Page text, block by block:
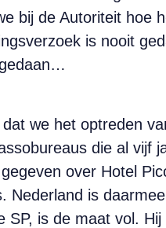
bij de Autoriteit hoe
is nooit
we het optreden
die al vijf
gegeven over Hotel
Nederland is
SP, is de maat vol.